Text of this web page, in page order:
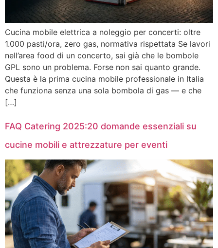
Cucina mobile elettrica a noleggio per concerti: oltre
1.000 pasti/ora, zero gas, normativa rispettata Se lavori
nell’area food di un concerto, sai già che le bombole
GPL sono un problema. Forse non sai quanto grande.
Questa è la prima cucina mobile professionale in Italia
che funziona senza una sola bombola di gas — e che
[…]
FAQ Catering 2025:20 domande essenziali su
cucine mobili e attrezzature per eventi